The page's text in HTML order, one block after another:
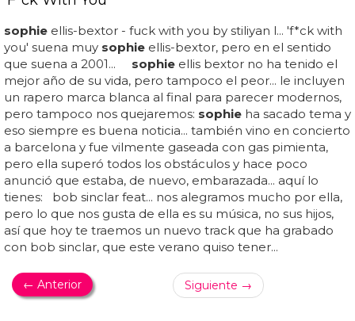
sophie ellis-bextor - fuck with you by stiliyan l... 'f*ck with
you' suena muy sophie ellis-bextor, pero en el sentido
que suena a 2001... sophie ellis bextor no ha tenido el
mejor año de su vida, pero tampoco el peor... le incluyen
un rapero marca blanca al final para parecer modernos,
pero tampoco nos quejaremos: sophie ha sacado tema y
eso siempre es buena noticia... también vino en concierto
a barcelona y fue vilmente gaseada con gas pimienta,
pero ella superó todos los obstáculos y hace poco
anunció que estaba, de nuevo, embarazada... aquí lo
tienes: bob sinclar feat... nos alegramos mucho por ella,
pero lo que nos gusta de ella es su música, no sus hijos,
así que hoy te traemos un nuevo track que ha grabado
con bob sinclar, que este verano quiso tener...
← Anterior Siguiente →